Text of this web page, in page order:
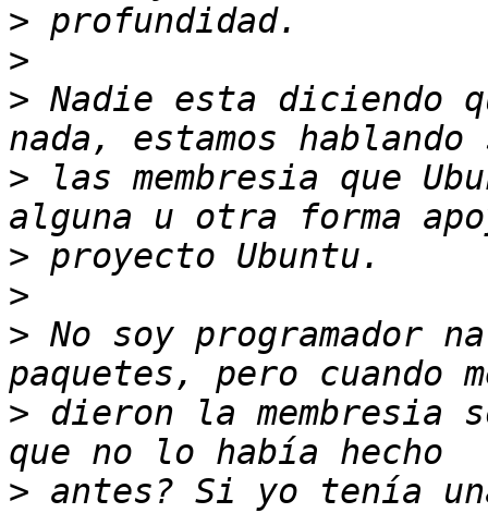
>
>
> Nadie esta diciendo
> las membresia que
>
>
> No soy programador
> dieron la membresia
> antes? Si yo tenía